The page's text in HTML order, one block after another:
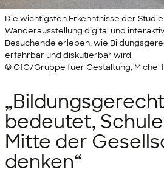
Die wichtigsten Erkenntnisse der
Wanderausstellung digital und
Besuchende erleben, wie
erfahrbar und diskutierbar wird.
© GfG/Gruppe fuer Gestaltung, Michel
bedeutet,
Mitte der
denken“